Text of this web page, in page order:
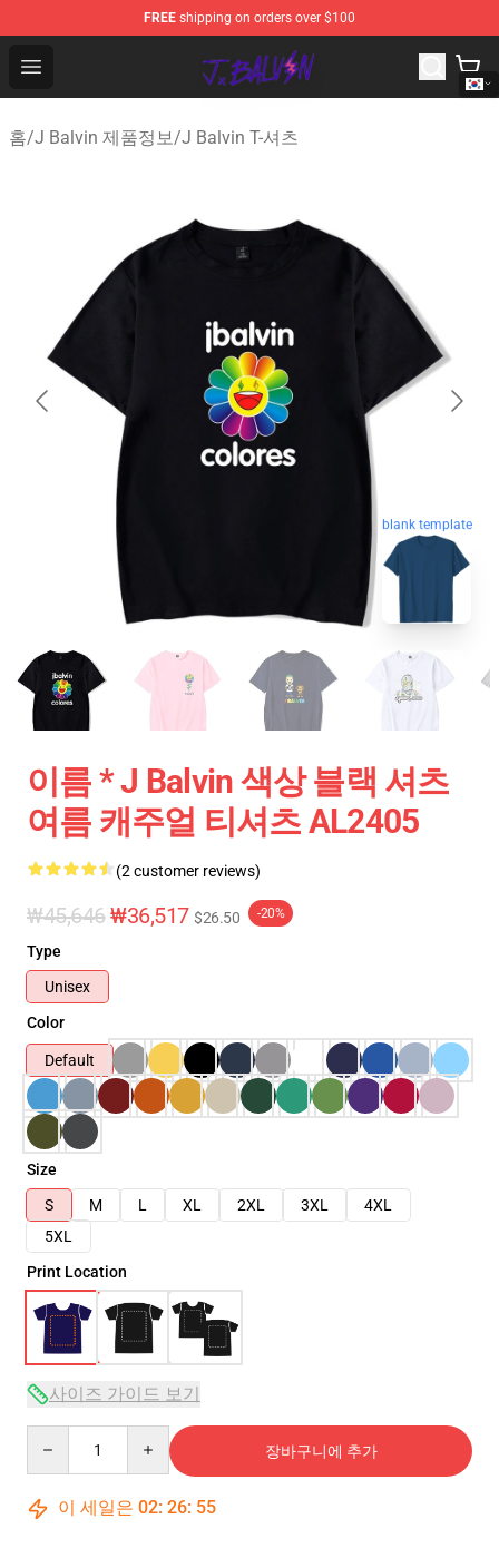
FREE shipping on orders over $100
Open menu
J Balvin Store - Official J Balvin Merchandise Shop
홈/J Balvin 제품정보/J Balvin T-셔츠
blank template
이름 * J Balvin 색상 블랙 셔츠
여름 캐주얼 티셔츠 AL2405
(2 customer reviews)
₩45,646₩36,517 $26.50 -20%
Type
Unisex
Color
Default
Size
S
M L XL 2XL 3XL
4XL
5XL
Print Location
사이즈 가이드 보기
장바구니에 추가
이 세일은 02: 26: 54